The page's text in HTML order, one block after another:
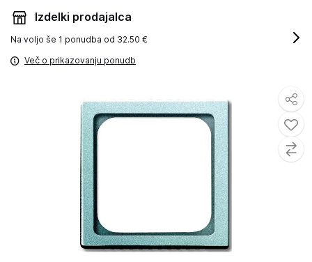
Izdelki prodajalca
Na voljo še 1 ponudba od 32.50 €
Več o prikazovanju ponudb